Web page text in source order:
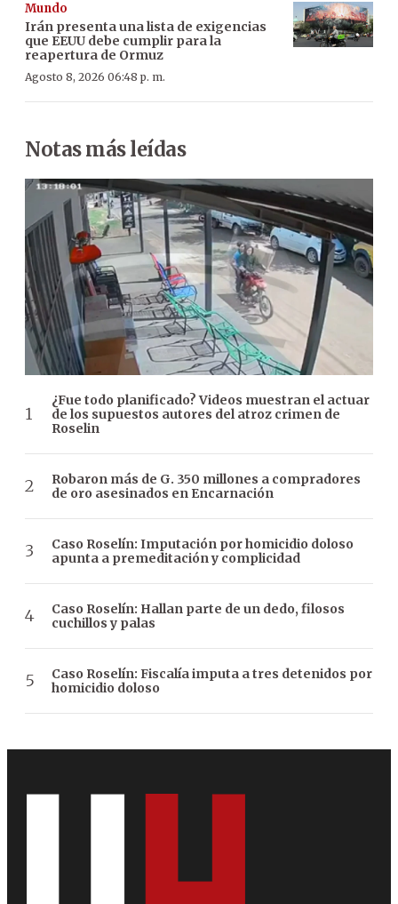
Mundo
Irán presenta una lista de exigencias
que EEUU debe cumplir para la
reapertura de Ormuz
Agosto 8, 2026 06:48 p. m.
Notas más leídas
¿Fue todo planificado? Videos muestran el actuar
de los supuestos autores del atroz crimen de
Roselin
Robaron más de G. 350 millones a compradores
de oro asesinados en Encarnación
Caso Roselín: Imputación por homicidio doloso
apunta a premeditación y complicidad
Caso Roselín: Hallan parte de un dedo, filosos
cuchillos y palas
Caso Roselín: Fiscalía imputa a tres detenidos por
homicidio doloso